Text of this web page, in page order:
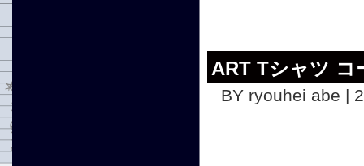
ART Tシャツ
BY ryouhei abe |